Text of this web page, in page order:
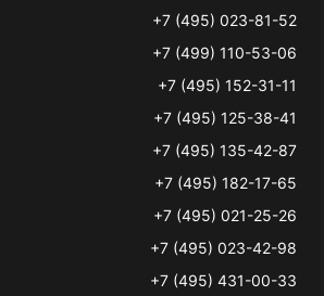
+7 (495) 023-81-52
+7 (499) 110-53-06
+7 (495) 152-31-11
+7 (495) 125-38-41
+7 (495) 135-42-87
+7 (495) 182-17-65
+7 (495) 021-25-26
+7 (495) 023-42-98
+7 (495) 431-00-33